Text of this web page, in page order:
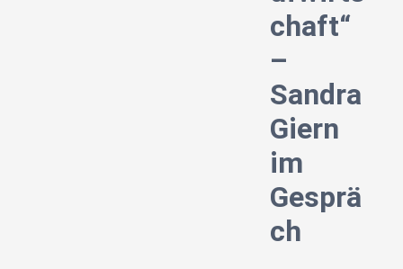
chaft“
–
Sandra
Giern
im
Gesprä
ch